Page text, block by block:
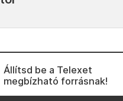
Állítsd be a Telexet
megbízható forrásnak!